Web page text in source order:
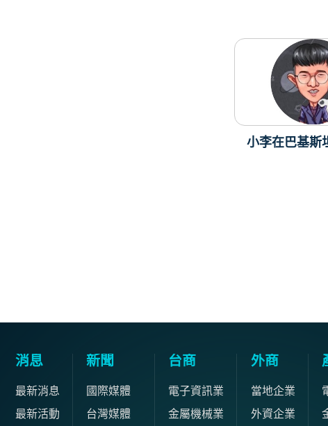
小李在巴基斯
消息
最新消息
最新活動
新聞
國際媒體
台灣媒體
台商
電子資訊業
金屬機械業
外商
當地企業
外資企業